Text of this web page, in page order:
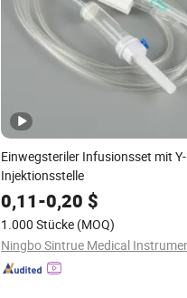
Einwegsteriler Infusionsset mit Y-
Injektionsstelle
0,11-0,20 $
1.000 Stücke (MOQ)